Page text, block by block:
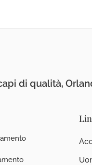
di qualità,